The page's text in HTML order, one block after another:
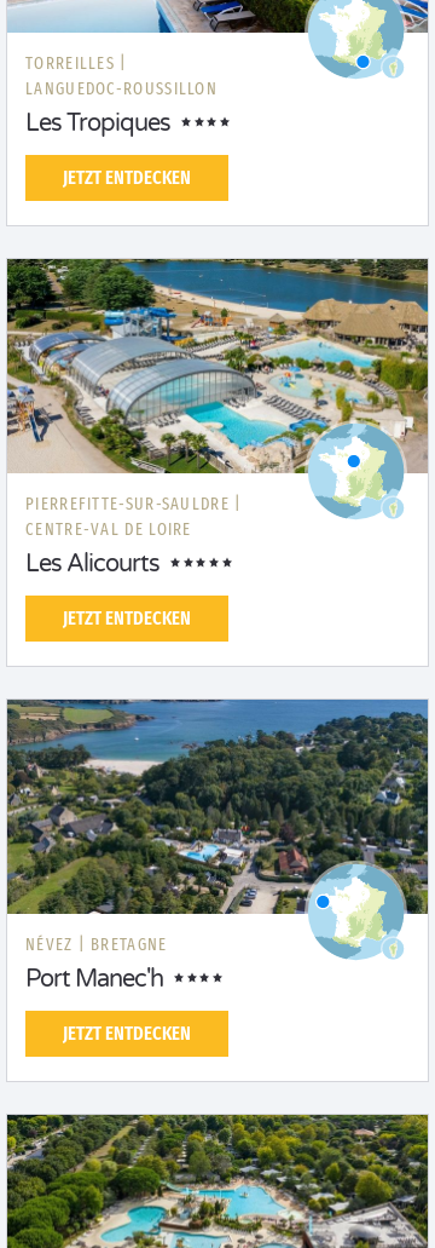
TORREILLES |
LANGUEDOC-ROUSSILLON
Les Tropiques
JETZT ENTDECKEN
PIERREFITTE-SUR-SAULDRE |
CENTRE-VAL DE LOIRE
Les Alicourts
JETZT ENTDECKEN
NÉVEZ | BRETAGNE
Port Manec'h
JETZT ENTDECKEN